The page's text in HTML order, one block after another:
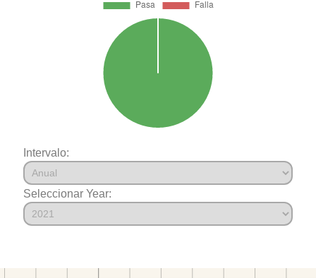
Intervalo:
Seleccionar Year: